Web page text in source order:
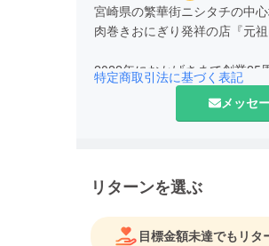
宮崎県の繁華街ニシタチの中心
肉巻きおにぎり発祥の店『元
2022年におかげさまで創業25
た。
これからも皆様に愛されるお
特定商取引法に基づく表記
メッセ
リターンを選ぶ
目標金額未達でもリタ